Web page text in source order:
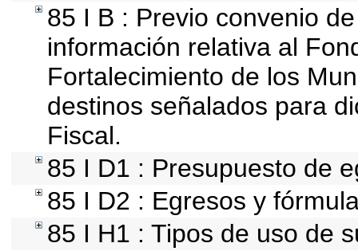
85 I B : Previo convenio
información relativa al
Fortalecimiento de los
destinos señalados para
Fiscal.
85 I D1 : Presupuesto de
85 I D2 : Egresos y
85 I H1 : Tipos de uso de